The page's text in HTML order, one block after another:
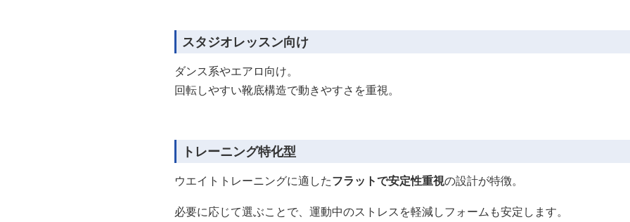
スタジオレッスン向け
ダンス系やエアロ向け。
回転しやすい靴底構造で動きやすさを重視。
トレーニング特化型
ウエイトトレーニングに適したフラットで安定性重視の設計が特徴。
必要に応じて選ぶことで、運動中のストレスを軽減しフォームも安定します。